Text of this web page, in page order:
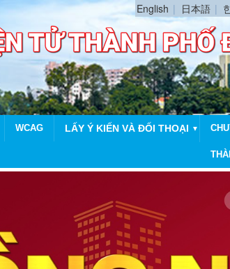
English 日本語
WCAG LẤY Ý KIẾN VÀ ĐỐI THOẠI ▼